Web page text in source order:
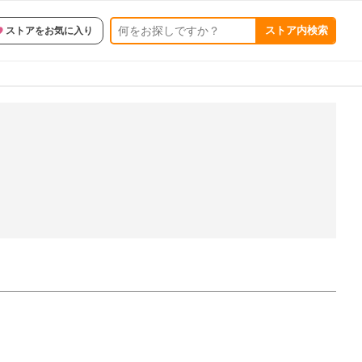
ストアをお気に入り ストア内検索